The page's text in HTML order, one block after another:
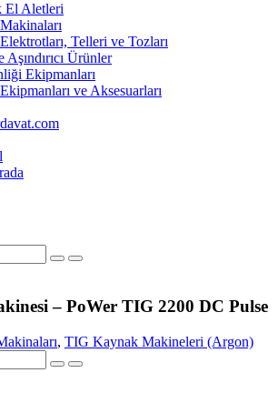
El Aletleri
Telleri ve Tozları
Ürünler
Ekipmanları
ve Aksesuarları
– PoWer TIG 2200 DC Pulse
, TIG Kaynak Makineleri (Argon)